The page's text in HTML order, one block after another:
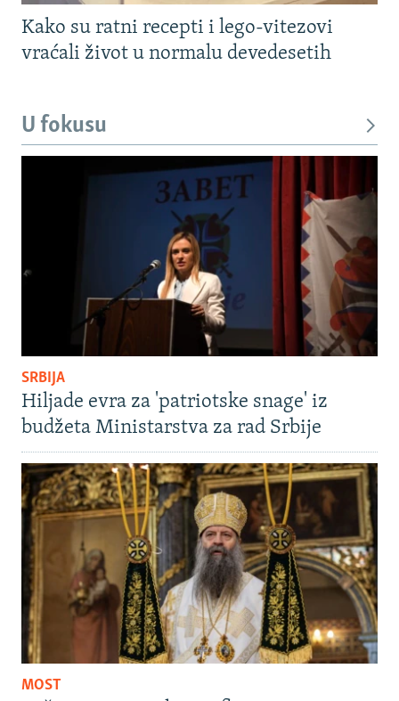
Kako su ratni recepti i lego-vitezovi
vraćali život u normalu devedesetih
U fokusu
SRBIJA
Hiljade evra za 'patriotske snage' iz
budžeta Ministarstva za rad Srbije
MOST